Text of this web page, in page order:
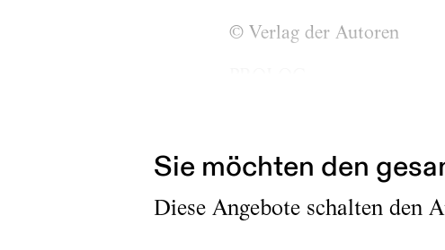
© Verlag der Autoren
Sie möchten den
Diese Angebote schalten den